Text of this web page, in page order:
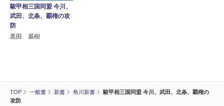
TOP 一般書 新書 角川新書
駿甲相三国同盟 今川、武田、北条、覇権の
攻防
駿甲相三国同盟 今川、
武田、北条、覇権の攻
防
黒田 基樹